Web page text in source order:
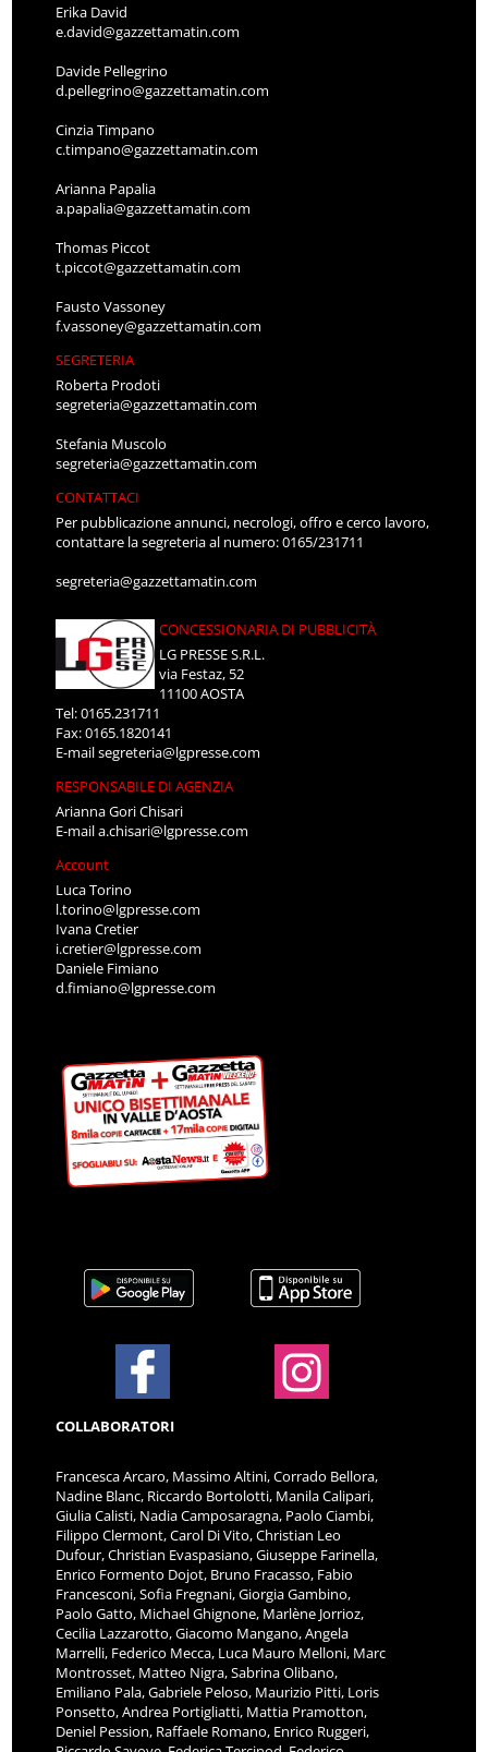
Erika David
e.david@gazzettamatin.com
Davide Pellegrino
d.pellegrino@gazzettamatin.com
Cinzia Timpano
c.timpano@gazzettamatin.com
Arianna Papalia
a.papalia@gazzettamatin.com
Thomas Piccot
t.piccot@gazzettamatin.com
Fausto Vassoney
f.vassoney@gazzettamatin.com
SEGRETERIA
Roberta Prodoti
segreteria@gazzettamatin.com
Stefania Muscolo
segreteria@gazzettamatin.com
CONTATTACI
Per pubblicazione annunci, necrologi, offro e cerco lavoro,
contattare la segreteria al numero: 0165/231711
segreteria@gazzettamatin.com
CONCESSIONARIA DI PUBBLICITÀ
LG PRESSE S.R.L.
via Festaz, 52
11100 AOSTA
Tel: 0165.231711
Fax: 0165.1820141
E-mailsegreteria@lgpresse.com
RESPONSABILE DI AGENZIA
Arianna Gori Chisari
E-maila.chisari@lgpresse.com
Account
Luca Torino
l.torino@lgpresse.com
Ivana Cretier
i.cretier@lgpresse.com
Daniele Fimiano
d.fimiano@lgpresse.com
COLLABORATORI
Francesca Arcaro, Massimo Altini, Corrado Bellora,
Nadine Blanc, Riccardo Bortolotti, Manila Calipari,
Giulia Calisti, Nadia Camposaragna, Paolo Ciambi,
Filippo Clermont, Carol Di Vito, Christian Leo
Dufour, Christian Evaspasiano, Giuseppe Farinella,
Enrico Formento Dojot, Bruno Fracasso, Fabio
Francesconi, Sofia Fregnani, Giorgia Gambino,
Paolo Gatto, Michael Ghignone, Marlène Jorrioz,
Cecilia Lazzarotto, Giacomo Mangano, Angela
Marrelli, Federico Mecca, Luca Mauro Melloni, Marc
Montrosset, Matteo Nigra, Sabrina Olibano,
Emiliano Pala, Gabriele Peloso, Maurizio Pitti, Loris
Ponsetto, Andrea Portigliatti, Mattia Pramotton,
Deniel Pession, Raffaele Romano, Enrico Ruggeri,